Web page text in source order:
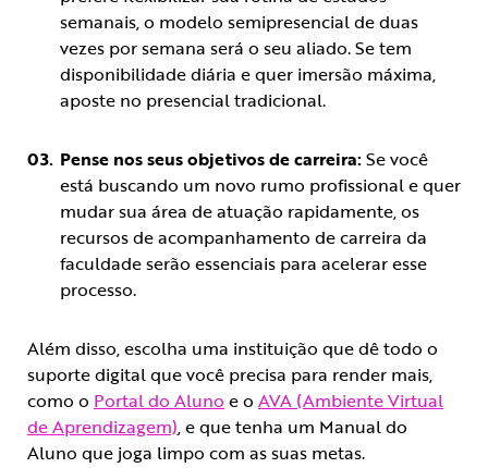
semanais, o modelo semipresencial de duas
vezes por semana será o seu aliado. Se tem
disponibilidade diária e quer imersão máxima,
aposte no presencial tradicional.
Pense nos seus objetivos de carreira:Se você
está buscando um novo rumo profissional e quer
mudar sua área de atuação rapidamente, os
recursos de acompanhamento de carreira da
faculdade serão essenciais para acelerar esse
processo.
Além disso, escolha uma instituição que dê todo o
suporte digital que você precisa para render mais,
como o Portal do Aluno e o AVA (Ambiente Virtual
de Aprendizagem), e que tenha um Manual do
Aluno que joga limpo com as suas metas.